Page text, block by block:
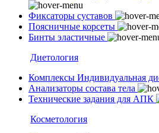
Фиксаторы суставов
Поясничные корсеты
Бинты эластичные
Диетология
Комплексы Индивидуальная
Анализаторы состава тела
Технические задания для АПК
Косметология